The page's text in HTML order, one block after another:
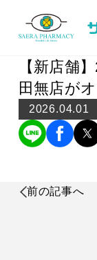
News
ニュース
【新店舗
田無店が
2026.04.01
前の記事へ